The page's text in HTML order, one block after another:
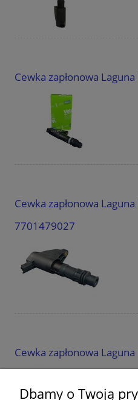
Cewka zapłonowa
Cewka zapłonowa
7701479027
Cewka zapłonowa
Dbamy o Twoją